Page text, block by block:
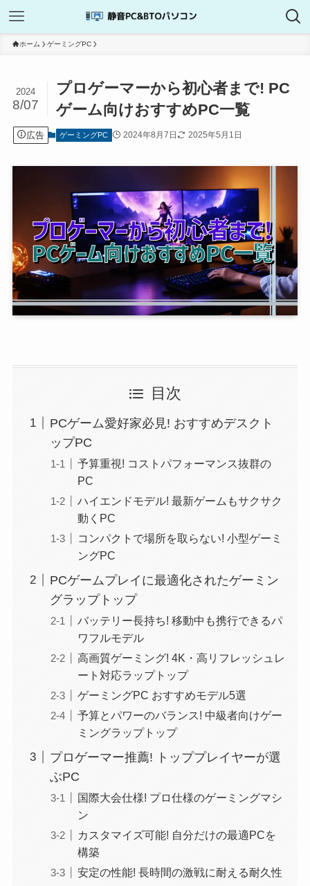
ホーム ゲーミングPC
プロゲーマーから初心者まで! PC
ゲーム向けおすすめPC一覧
2024
8/07
広告 ゲーミングPC 2024年8月7日 2025年5月1日
目次
PCゲーム愛好家必見! おすすめデスクト
ップPC
予算重視! コストパフォーマンス抜群の
PC
ハイエンドモデル! 最新ゲームもサクサク
動くPC
コンパクトで場所を取らない! 小型ゲーミ
ングPC
PCゲームプレイに最適化されたゲーミン
グラップトップ
バッテリー長持ち! 移動中も携行できるパ
ワフルモデル
高画質ゲーミング! 4K・高リフレッシュレ
ート対応ラップトップ
ゲーミングPC おすすめモデル5選
予算とパワーのバランス! 中級者向けゲー
ミングラップトップ
プロゲーマー推薦! トッププレイヤーが選
ぶPC
国際大会仕様! プロ仕様のゲーミングマシ
ン
カスタマイズ可能! 自分だけの最適PCを
構築
安定の性能! 長時間の激戦に耐える耐久性